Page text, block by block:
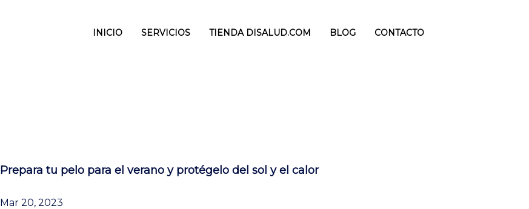
INICIO SERVICIOS TIENDA DISALUD.COM BLOG CONTACTO
Prepara tu pelo para el verano y protégelo del sol y el calor
Mar 20, 2023